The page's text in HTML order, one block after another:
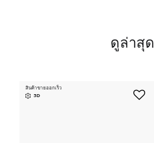
ดูล่าสุด
สินค้าขายออกเร็ว
3D